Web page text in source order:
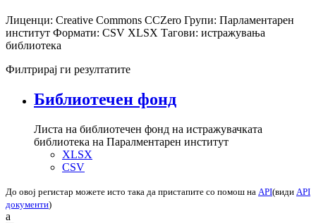
Лиценци: Creative Commons CCZero Групи: Парламентарен
институт Формати: CSV XLSX Тагови: истражувања
библиотека
Филтрирај ги резултатите
Библиотечен фонд
Листа на библиотечен фонд на истражувачката
библиотека на Паралментарен институт
XLSX
CSV
До овој регистар можете исто така да пристапите со помош на API(види API
документи)
a